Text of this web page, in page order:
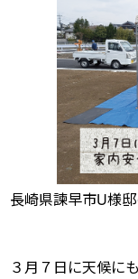
長崎県諫早市U様
３月７日に天候に